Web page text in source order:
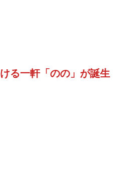
る一軒「のの」が誕生